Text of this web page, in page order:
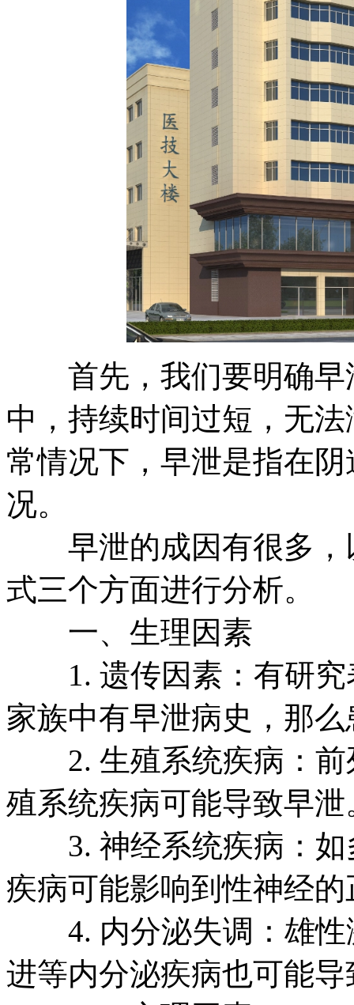
首先，我们要明确早
中，持续时间过短，无
常情况下，早泄是指在
况。
早泄的成因有很多，
式三个方面进行分析。
一、生理因素
1. 遗传因素：有研究
家族中有早泄病史，那
2. 生殖系统疾病：前
殖系统疾病可能导致早泄
3. 神经系统疾病：如
疾病可能影响到性神经
4. 内分泌失调：雄性
进等内分泌疾病也可能